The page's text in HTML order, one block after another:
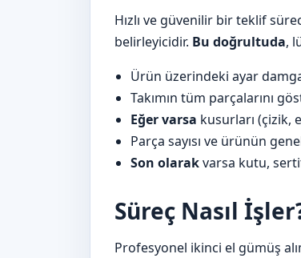
Hızlı ve güvenilir bir teklif
belirleyicidir. Bu doğrultuda,
Ürün üzerindeki ayar
Takımın tüm parçalarını
Eğer varsa kusurları (çizik,
Parça sayısı ve ürünün
Son olarakvarsa kutu,
Süreç Nasıl
Profesyonel ikinci el gümüş